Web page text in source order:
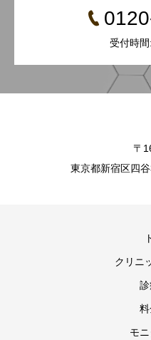
受付時
〒
東京都新宿区四
クリニ
診
モ